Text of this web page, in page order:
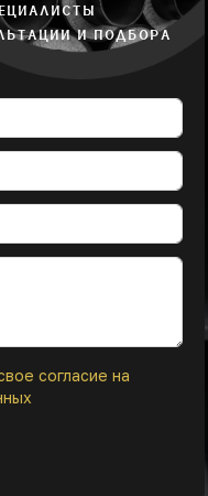
И ПОДБОРА
согласие на